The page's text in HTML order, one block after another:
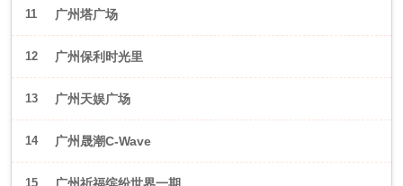
11 广州塔广场
12 广州保利时光里
13 广州天娱广场
14 广州晟潮C-Wave
15